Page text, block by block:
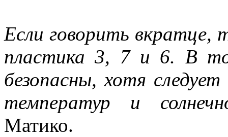
Если говорить вкратце,
пластика 3, 7 и 6. В
безопасны, хотя
температур и
Матико.